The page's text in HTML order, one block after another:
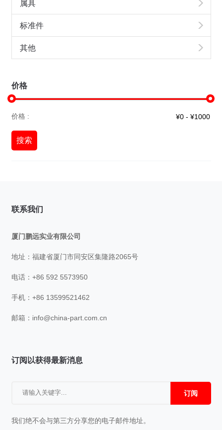
属具
标准件
其他
价格
价格 :
搜索
联系我们
厦门鹏远实业有限公司
地址：福建省厦门市同安区集隆路2065号
电话：+86 592 5573950
手机：+86 13599521462
邮箱： info@china-part.com.cn
订阅以获得最新消息
订阅
我们绝不会与第三方分享您的电子邮件地址。